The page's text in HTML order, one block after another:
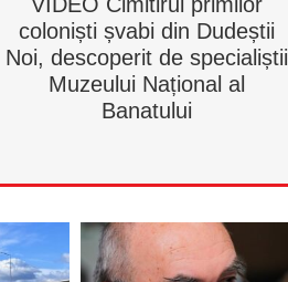
VIDEO Cimitirul primilor
coloniști șvabi din Dudeștii
Noi, descoperit de specialiștii
Muzeului Național al
Banatului